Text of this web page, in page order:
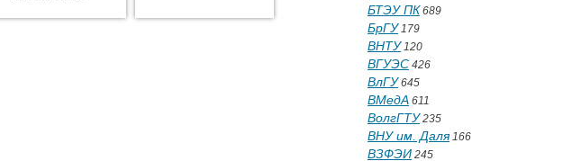
БТЭУ ПК 689
БрГУ179
ВНТУ120
ВГУЭС 426
ВлГУ645
ВМедА 611
ВолгГТУ235
ВНУ им. Даля166
ВЗФЭИ 245